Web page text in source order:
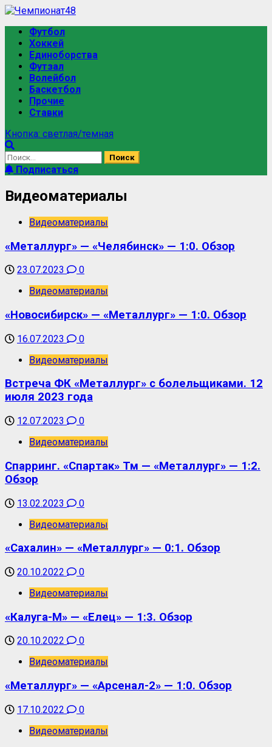
Футбол
Хоккей
Единоборства
Футзал
Волейбол
Баскетбол
Прочие
Ставки
Кнопка: светлая/темная
Подписаться
Видеоматериалы
Видеоматериалы
«Металлург» — «Челябинск» — 1:0. Обзор
23.07.2023
0
Видеоматериалы
«Новосибирск» — «Металлург» — 1:0. Обзор
16.07.2023
0
Видеоматериалы
Встреча ФК «Металлург» с болельщиками. 12
июля 2023 года
12.07.2023
0
Видеоматериалы
Спарринг. «Спартак» Тм — «Металлург» — 1:2.
Обзор
13.02.2023
0
Видеоматериалы
«Сахалин» — «Металлург» — 0:1. Обзор
20.10.2022
0
Видеоматериалы
«Калуга-М» — «Елец» — 1:3. Обзор
20.10.2022
0
Видеоматериалы
«Металлург» — «Арсенал-2» — 1:0. Обзор
17.10.2022
0
Видеоматериалы